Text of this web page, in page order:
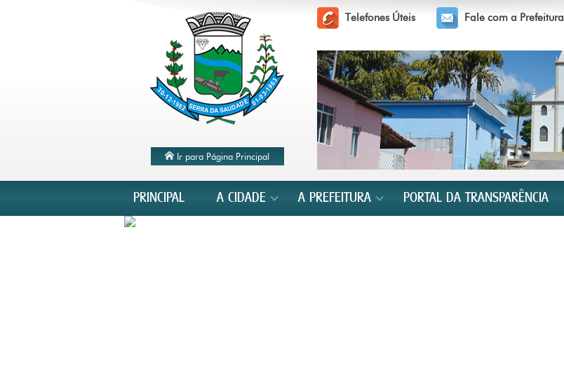
Ir para Página Principal
Telefones Úteis
Fale com a Prefeitura
PRINCIPAL A CIDADE A PREFEITURA PORTAL DA TRANSPARÊNCIA